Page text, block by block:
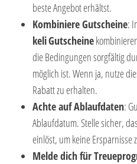
beste Angebot erhältst.
Kombiniere Gutscheine:
keliGutscheine
die Bedingungen sorgfältig
möglich ist. Wenn ja, nutze
Rabatt zu erhalten.
Achte auf Ablaufdaten:
Ablaufdatum. Stelle sicher,
einlöst, um keine Ersparnisse
Melde dich für